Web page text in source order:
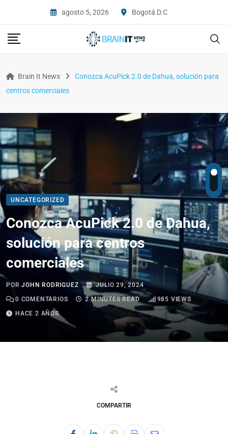
agosto 5, 2026 Bogotá D.C
Brain It News
Conozca AcuPick 2.0 de Dahua, solución para
centros comerciales
UNCATEGORIZED
Conozca AcuPick 2.0 de Dahua,
solución para centros
comerciales
PORJOHN RODRIGUEZ
JULIO 29, 2024
0 COMENTARIOS 2 MINUTES READ 985 VIEWS
HACE 2 AÑOS
COMPARTIR